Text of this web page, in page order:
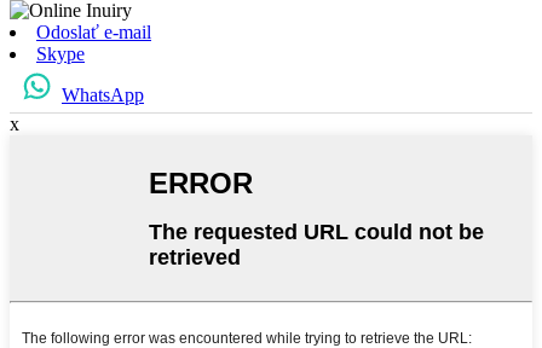
Odoslať e-mail
Skype
WhatsApp
x